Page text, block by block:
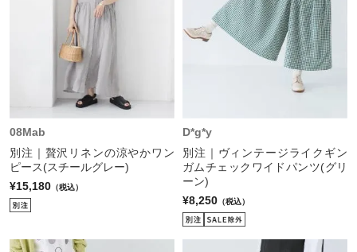
08Mab
別注｜贅沢リネンの涼やかワン
ピース(スチールグレー)
¥15,180 （税込）
D*g*y
別注｜ヴィンテージライクギン
ガムチェックワイドパンツ(グリ
ーン)
¥8,250 （税込）